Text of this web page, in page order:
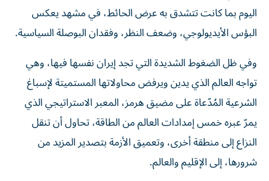
اليوم بما كانت تتشدق به عرض الحائط، في مشهد يعكس
البؤس الأيديولوجي، وضعف النظر، وفقدان البوصلة السياسية.
وفي ظل الضغوط الشديدة التي تجد إيران نفسها فيها، وهي
تواجه العالم الذي يدين ويرفض محاولاتها المستميتة لإسباغ
الشرعية المُدّعاة على مضيق هرمز، المعبر الاستراتيجي الذي
يمرّ عبره خمس إمدادات العالم من الطاقة، تحاول أن تنقل
النزاع إلى منطقة أخرى، وتعميق الأزمة بتصدير المزيد من
شرورها، إلى الإقليم والعالم.